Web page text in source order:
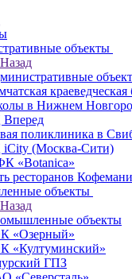
объекты
Назад
в Нижнем
поликлиника в
(Москва-Сити)
«Botanica»
ресторанов
объекты
Назад
объекты
«Озерный»
«Култуминский»
ГПЗ